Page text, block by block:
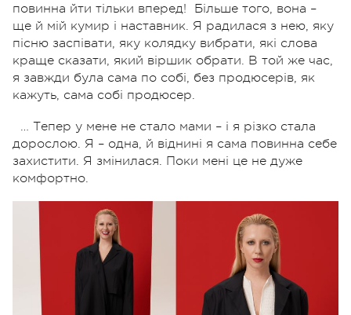
повинна йти тільки вперед!
Більше того, вона –
ще й мій кумир і наставник. Я радилася з нею, яку
пісню заспівати, яку колядку вибрати, які слова
краще сказати, який віршик обрати. В той же час,
я завжди була сама по собі, без продюсерів, як
кажуть, сама собі продюсер.
… Тепер у мене не стало мами – і я різко стала
дорослою. Я – одна, й віднині я сама повинна себе
захистити. Я змінилася. Поки мені це не дуже
комфортно.